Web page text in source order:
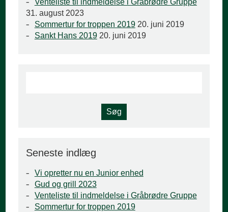
Venteliste til indmeldelse i Gråbrødre Gruppe
31. august 2023
Sommertur for troppen 2019 20. juni 2019
Sankt Hans 2019 20. juni 2019
Seneste indlæg
Vi opretter nu en Junior enhed
Gud og grill 2023
Venteliste til indmeldelse i Gråbrødre Gruppe
Sommertur for troppen 2019